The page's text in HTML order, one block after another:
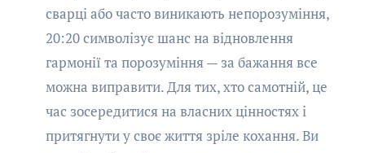
сварці або часто виникають непорозуміння,
20:20 символізує шанс на відновлення
гармонії та порозуміння — за бажання все
можна виправити. Для тих, хто самотній, це
час зосередитися на власних цінностях і
притягнути у своє життя зріле кохання. Ви